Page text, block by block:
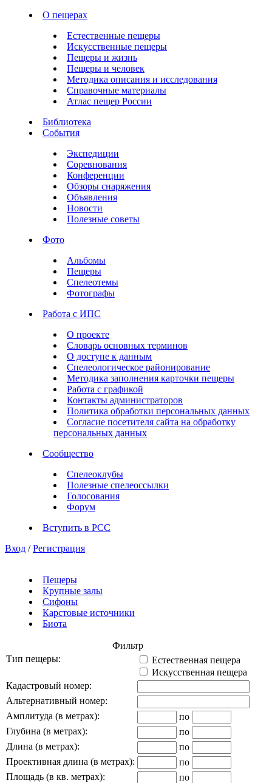
О пещерах
Естественные пещеры
Искусственные пещеры
Пещеры и жизнь
Пещеры и человек
Методика описания и исследования
Справочные материалы
Атлас пещер России
Библиотека
События
Экспедиции
Соревнования
Конференции
Обзоры снаряжения
Объявления
Новости
Полезные советы
Фото
Альбомы
Пещеры
Спелеотемы
Фотографы
Работа с ИПС
О проекте
Словарь основных терминов
О доступе к данным
Спелеологическое районирование
Методика заполнения карточки пещеры
Работа с графикой
Контакты администраторов
Политика обработки персональных данных
Согласие посетителя сайта на обработку
персональных данных
Сообщество
Спелеоклубы
Полезные спелеоссылки
Голосования
Форум
Вступить в РСС
Вход / Регистрация
Пещеры
Крупные залы
Сифоны
Карстовые источники
Биота
Фильтр
Тип пещеры:
Естественная пещера
Искусственная пещера
Кадастровый номер:
Альтернативный номер:
Амплитуда (в метрах):
по
Глубина (в метрах):
по
Длина (в метрах):
по
Проективная длина (в метрах):
по
Площадь (в кв. метрах):
по